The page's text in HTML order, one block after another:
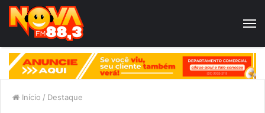
Início / Destaque